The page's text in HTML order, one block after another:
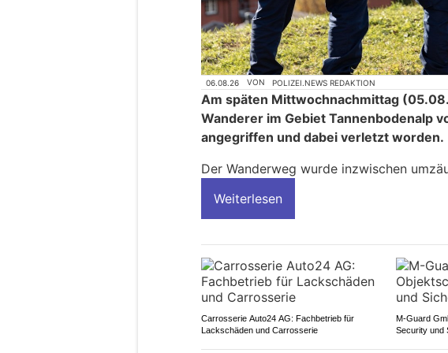
06.08.26 VON POLIZEI.NEWS REDAKTION
Am späten Mittwochnachmittag
Wanderer im Gebiet Tannenbodenalp
angegriffen und dabei verletzt worden.
Der Wanderweg wurde inzwischen
Weiterlesen
Carrosserie Auto24 AG: Fachbetrieb für
Lackschäden und Carrosserie
M-Guard
Security und